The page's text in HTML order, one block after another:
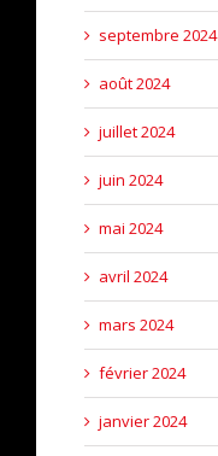
septembre 2024
août 2024
juillet 2024
juin 2024
mai 2024
avril 2024
mars 2024
février 2024
janvier 2024